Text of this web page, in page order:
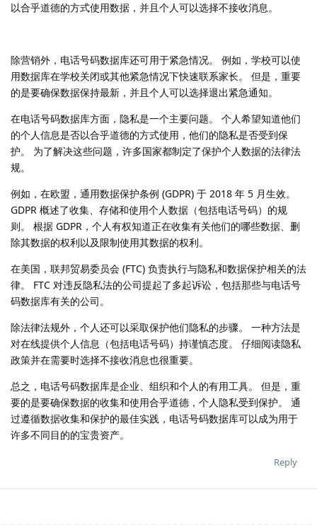
以合乎道德的方式使用数据，并且个人可以选择不接收消息。
除营销外，电话号码数据库还可用于紧急情况。 例如，学校可以使
用数据库在学校关闭或其他紧急情况下快速联系家长。 但是，重要
的是要确保数据保持最新，并且个人可以选择退出紧急通知。
在电话号码数据库方面，隐私是一个主要问题。 个人希望知道他们
的个人信息是否以合乎道德的方式使用，他们的隐私是否受到保
护。 为了解决这些问题，许多国家都制定了保护个人数据的法律法
规。
例如，在欧盟，通用数据保护条例 (GDPR) 于 2018 年 5 月生效。
GDPR 概述了收集、存储和使用个人数据（包括电话号码）的规
则。 根据 GDPR，个人有权知道正在收集有关他们的哪些数据、删
除其数据的权利以及限制使用其数据的权利。
在美国，联邦贸易委员会 (FTC) 负责执行与隐私和数据保护相关的法
律。 FTC 对违反隐私法的公司提起了多起诉讼，包括那些与电话号
码数据库有关的公司。
除法律法规外，个人还可以采取保护他们隐私的步骤。 一种方法是
对在线提供个人信息（包括电话号码）持谨慎态度。 仔细阅读隐私
政策并在需要时选择不接收消息也很重要。
总之，电话号码数据库是企业、组织和个人的有用工具。 但是，重
要的是要确保数据的收集和使用合乎道德，个人隐私受到保护。 通
过遵循数据收集和保护的最佳实践，电话号码数据库可以成为用于
许多不同目的的宝贵资产。
Reply